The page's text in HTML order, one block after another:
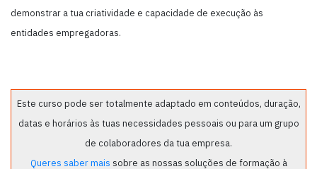
demonstrar a tua criatividade e capacidade de execução às
entidades empregadoras.
Este curso pode ser totalmente adaptado em conteúdos, duração,
datas e horários às tuas necessidades pessoais ou para um grupo
de colaboradores da tua empresa.
Queres saber mais sobre as nossas soluções de formação à